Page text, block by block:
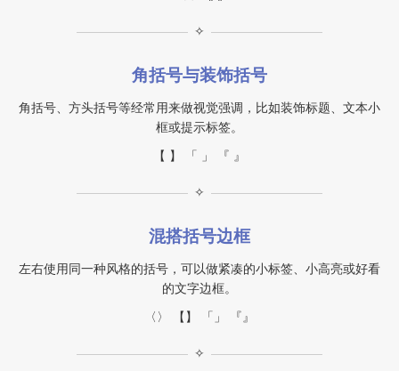
✧
角括号与装饰括号
角括号、方头括号等经常用来做视觉强调，比如装饰标题、文本小
框或提示标签。
【 】 「 」 『 』
✧
混搭括号边框
左右使用同一种风格的括号，可以做紧凑的小标签、小高亮或好看
的文字边框。
〈〉 【】 「」 『』
✧